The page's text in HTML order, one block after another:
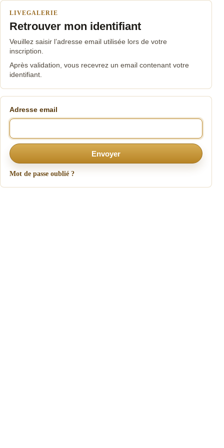
LIVEGALERIE
Retrouver mon identifiant
Veuillez saisir l’adresse email utilisée lors de votre
inscription.
Après validation, vous recevrez un email contenant votre
identifiant.
Adresse email
Envoyer
Mot de passe oublié ?